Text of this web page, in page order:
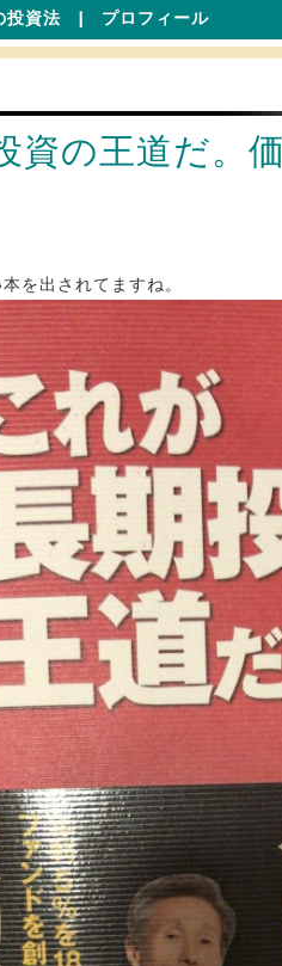
投資法 | プロフィール
資の王道だ。
を出されてますね。